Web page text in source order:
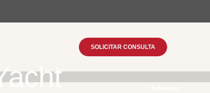
SOLICITAR CONSULTA